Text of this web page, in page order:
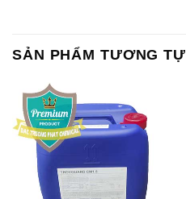
SẢN PHẨM TƯƠNG TỰ